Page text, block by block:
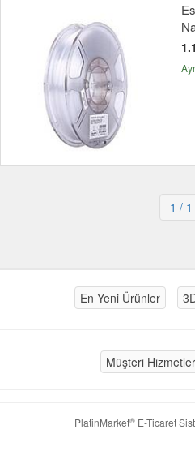
1 / 1
En Yeni Ürünler
Müşteri
PlatinMarket®E-Ticaret